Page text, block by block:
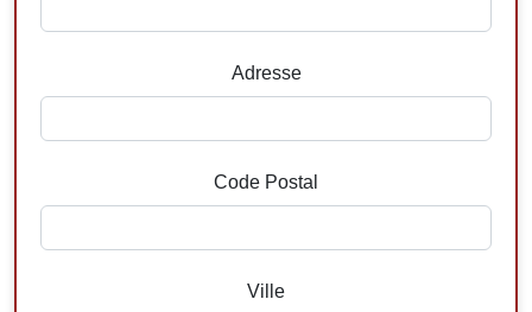
Adresse
Code Postal
Ville